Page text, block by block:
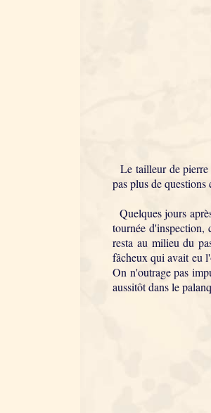
Le tailleur de pierre
pas plus de
Quelques jours
tournée d'inspection,
resta au milieu du
fâcheux qui avait eu
On n'outrage pas
aussitôt dans le